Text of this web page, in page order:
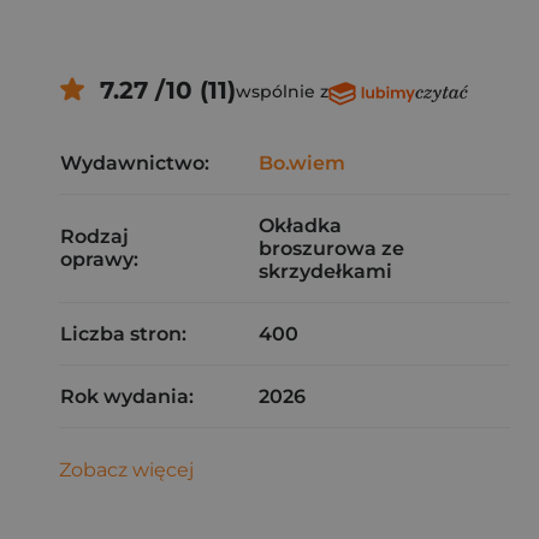
7.27 /10 (11)wspólnie z
Wydawnictwo: Bo.wiem
Rodzaj
oprawy:
Okładka
broszurowa ze
skrzydełkami
Liczba stron: 400
Rok wydania: 2026
Zobacz więcej